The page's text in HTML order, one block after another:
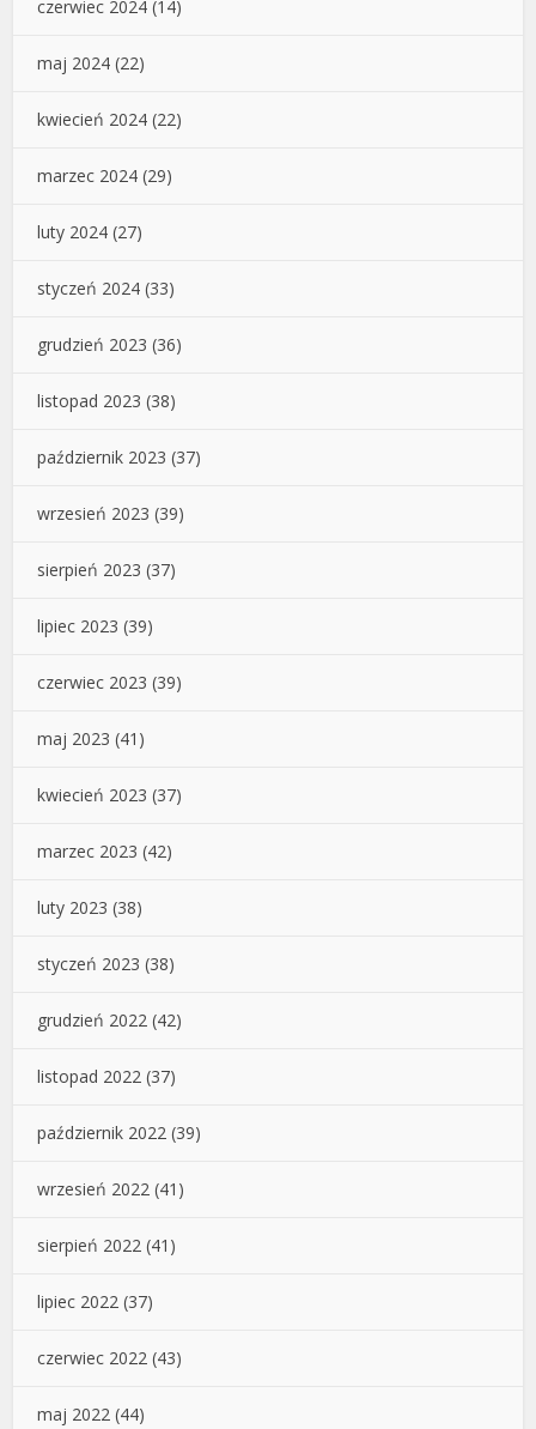
czerwiec 2024 (14)
maj 2024 (22)
kwiecień 2024 (22)
marzec 2024 (29)
luty 2024 (27)
styczeń 2024 (33)
grudzień 2023 (36)
listopad 2023 (38)
październik 2023 (37)
wrzesień 2023 (39)
sierpień 2023 (37)
lipiec 2023 (39)
czerwiec 2023 (39)
maj 2023 (41)
kwiecień 2023 (37)
marzec 2023 (42)
luty 2023 (38)
styczeń 2023 (38)
grudzień 2022 (42)
listopad 2022 (37)
październik 2022 (39)
wrzesień 2022 (41)
sierpień 2022 (41)
lipiec 2022 (37)
czerwiec 2022 (43)
maj 2022 (44)